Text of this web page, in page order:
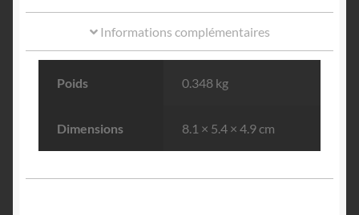
Informations complémentaires
Poids 0.348 kg
Dimensions 8.1 × 5.4 × 4.9 cm